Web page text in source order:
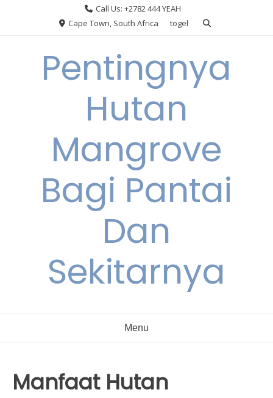
Call Us: +2782 444 YEAH
Cape Town, South Africa
togel
Pentingnya
Hutan
Mangrove
Bagi Pantai
Dan
Sekitarnya
Menu
Manfaat Hutan